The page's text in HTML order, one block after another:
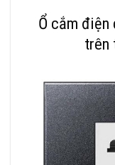
Ổ cắm điện
trên